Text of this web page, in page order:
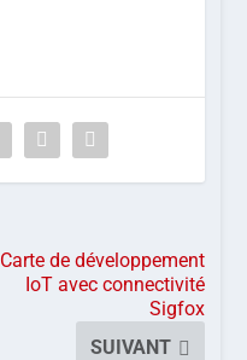
Carte de développement
IoT avec connectivité
Sigfox
SUIVANT